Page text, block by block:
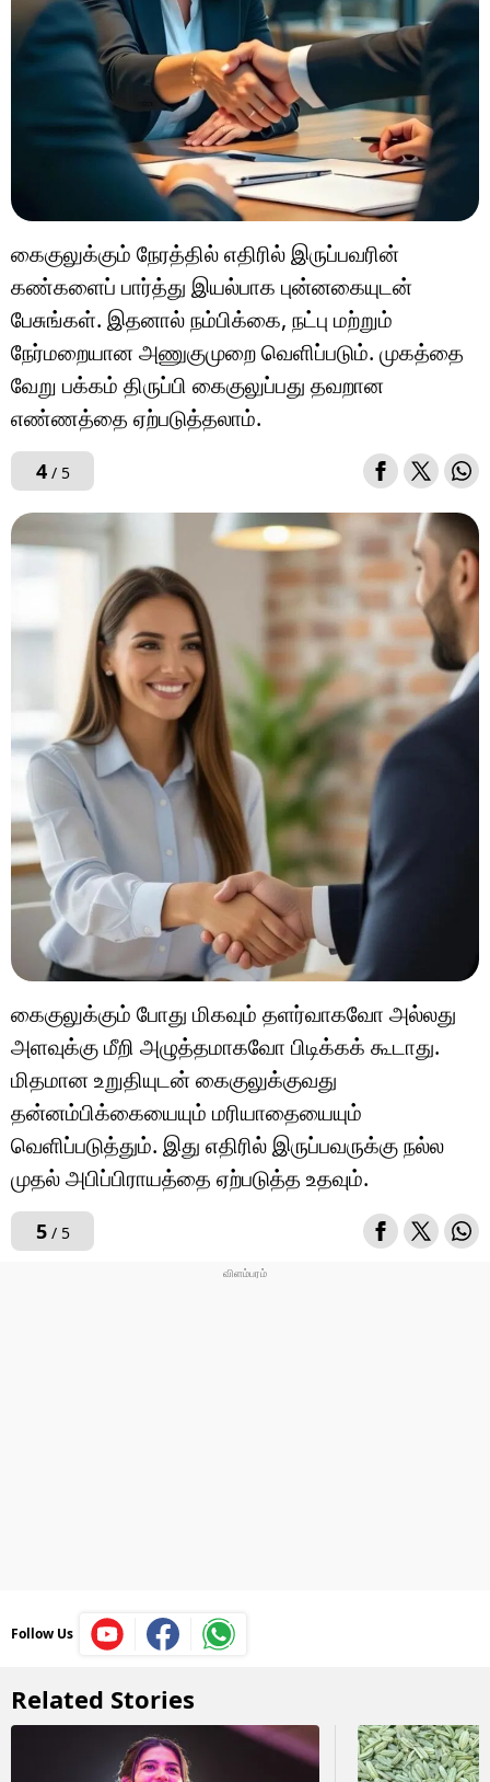
கைகுலுக்கும் நேரத்தில் எதிரில் இருப்பவரின்
கண்களைப் பார்த்து இயல்பாக புன்னகையுடன்
பேசுங்கள். இதனால் நம்பிக்கை, நட்பு மற்றும்
நேர்மறையான அணுகுமுறை வெளிப்படும். முகத்தை
வேறு பக்கம் திருப்பி கைகுலுப்பது தவறான
எண்ணத்தை ஏற்படுத்தலாம்.
4/ 5
கைகுலுக்கும் போது மிகவும் தளர்வாகவோ அல்லது
அளவுக்கு மீறி அழுத்தமாகவோ பிடிக்கக் கூடாது.
மிதமான உறுதியுடன் கைகுலுக்குவது
தன்னம்பிக்கையையும் மரியாதையையும்
வெளிப்படுத்தும். இது எதிரில் இருப்பவருக்கு நல்ல
முதல் அபிப்பிராயத்தை ஏற்படுத்த உதவும்.
5/ 5
Follow Us
Related Stories